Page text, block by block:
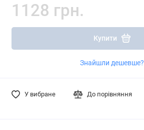
1128 грн.
Купити
Знайшли дешевше?
У вибране До порівняння